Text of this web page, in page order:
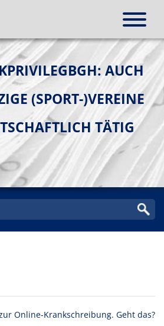
AUCH
(SPORT-)VEREINE
TÄTIG
Online-Krankschreibung. Geht das?